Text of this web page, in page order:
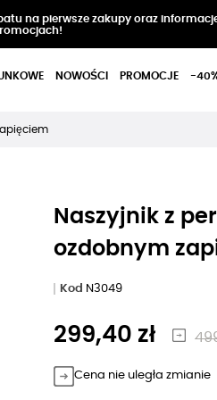
na pierwsze zakupy oraz
NOWOŚCI PROMOCJE -
Naszyjnik z
ozdobnym
Kod N3049
299,40 zł
Cena nie uległa zmianie